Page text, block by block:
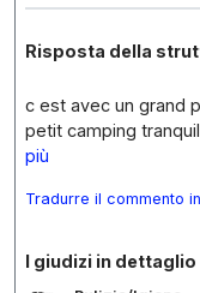
Risposta della
c est avec un grand
petit camping
più
Tradurre il commento
I giudizi in dettaglio